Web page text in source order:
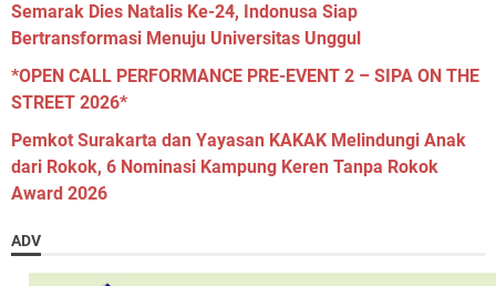
Semarak Dies Natalis Ke-24, Indonusa Siap
Bertransformasi Menuju Universitas Unggul
*OPEN CALL PERFORMANCE PRE-EVENT 2 – SIPA ON THE
STREET 2026*
Pemkot Surakarta dan Yayasan KAKAK Melindungi Anak
dari Rokok, 6 Nominasi Kampung Keren Tanpa Rokok
Award 2026
ADV